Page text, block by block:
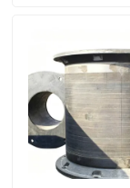
Video's
Over ons